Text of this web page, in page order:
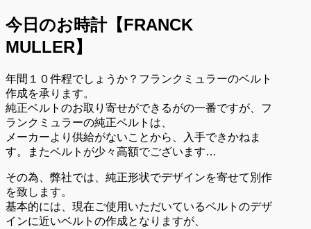
今日のお時計【FRANCK
MULLER】
年間１０件程でしょうか？フランクミュラーのベルト
作成を承ります。
純正ベルトのお取り寄せができるがの一番ですが、フ
ランクミュラーの純正ベルトは、
メーカーより供給がないことから、入手できかねま
す。またベルトが少々高額でございます…
その為、弊社では、純正形状でデザインを寄せて別作
を致します。
基本的には、現在ご使用いただいているベルトのデザ
インに近いベルトの作成となりますが、